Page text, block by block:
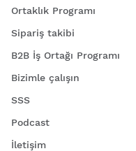
Ortaklık Programı
Sipariş takibi
B2B İş Ortağı Programı
Bizimle çalışın
SSS
Podcast
İletişim